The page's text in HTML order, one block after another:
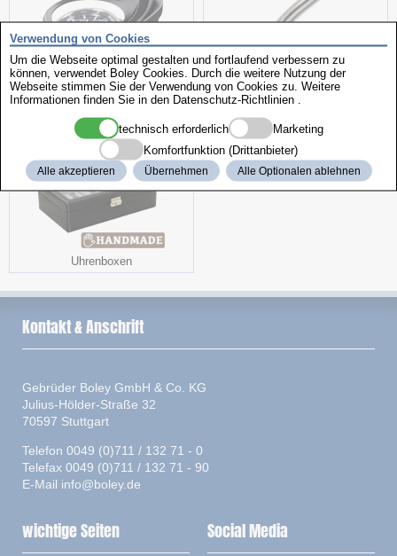
LED-Lupe Gebogen
Uhrenboxen
Verwendung von Cookies
Um die Webseite optimal gestalten und fortlaufend verbessern zu
können, verwendet Boley Cookies. Durch die weitere Nutzung der
Webseite stimmen Sie der Verwendung von Cookies zu. Weitere
Informationen finden Sie in den Datenschutz-Richtlinien
technisch erforderlich
Marketing
Komfortfunktion (Drittanbieter)
Alle akzeptieren Übernehmen Alle Optionalen ablehnen
Kontakt & Anschrift
Gebrüder Boley GmbH & Co. KG
Julius-Hölder-Straße 32
70597 Stuttgart
Telefon 0049 (0)711 / 132 71 - 0
Telefax 0049 (0)711 / 132 71 - 90
E-Mail info@boley.de
wichtige Seiten Social Media